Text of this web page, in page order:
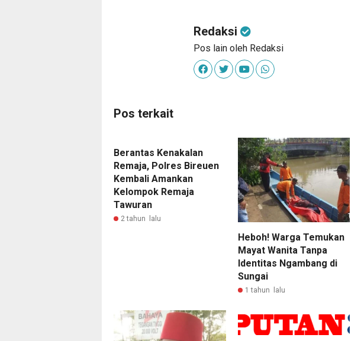
Redaksi
Pos lain oleh Redaksi
Pos terkait
Berantas Kenakalan
Remaja, Polres Bireuen
Kembali Amankan
Kelompok Remaja
Tawuran
2 tahun lalu
Heboh! Warga Temukan
Mayat Wanita Tanpa
Identitas Ngambang di
Sungai
1 tahun lalu